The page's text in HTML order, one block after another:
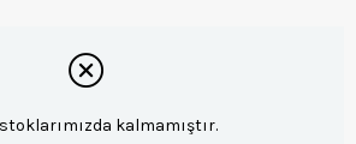
kalmamıştır.